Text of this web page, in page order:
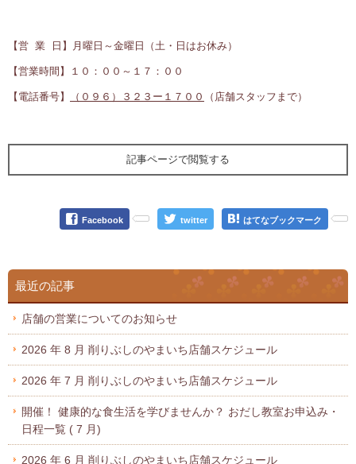
【営 業 日】月曜日～金曜日（土・日はお休み）
【営業時間】１０：００～１７：００
【電話番号】 （０９６）３２３ー１７００ （店舗スタッフまで）
記事ページで閲覧する
Facebook twitter はてなブックマーク
最近の記事
店舗の営業についてのお知らせ
2026 年 8 月 削りぶしのやまいち店舗スケジュール
2026 年 7 月 削りぶしのやまいち店舗スケジュール
開催！ 健康的な食生活を学びませんか？ おだし教室お申込み・
日程一覧 ( 7 月)
2026 年 6 月 削りぶしのやまいち店舗スケジュール